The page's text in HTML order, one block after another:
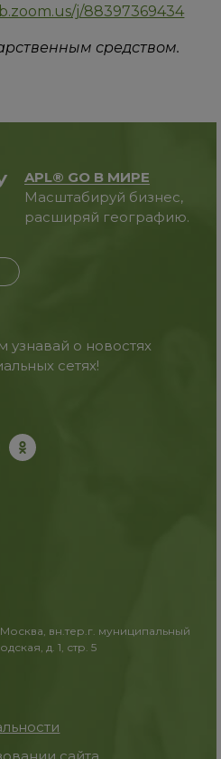
j/88397369434
средством.
APL® GO В МИРЕ
Масштабируй бизнес,
расширяй географию.
о новостях
сетях!
вн.тер.г. муниципальный
д. 1, стр. 5